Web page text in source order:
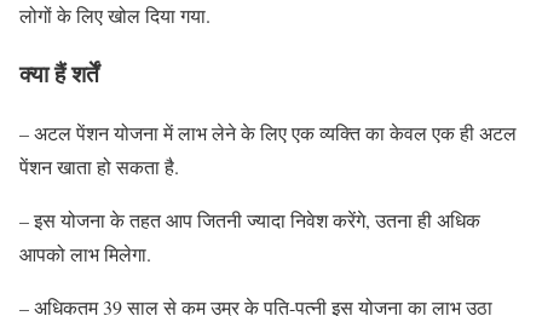
लोगों के लिए खोल दिया गया.
क्या हैं शर्तें
– अटल पेंशन योजना में लाभ लेने के लिए एक व्यक्ति का केवल एक ही अटल
पेंशन खाता हो सकता है.
– इस योजना के तहत आप जितनी ज्यादा निवेश करेंगे, उतना ही अधिक
आपको लाभ मिलेगा.
– अधिकतम 39 साल से कम उम्र के पति-पत्नी इस योजना का लाभ उठा